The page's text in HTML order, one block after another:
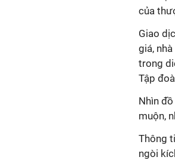
của
Giao
giá,
trong
Tập
Nhìn
muộn,
Thông
ngòi